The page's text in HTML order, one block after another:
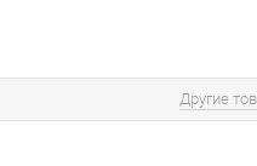
Другие